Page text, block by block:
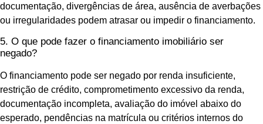
documentação, divergências de área, ausência de averbações
ou irregularidades podem atrasar ou impedir o financiamento.
5. O que pode fazer o financiamento imobiliário ser
negado?
O financiamento pode ser negado por renda insuficiente,
restrição de crédito, comprometimento excessivo da renda,
documentação incompleta, avaliação do imóvel abaixo do
esperado, pendências na matrícula ou critérios internos do